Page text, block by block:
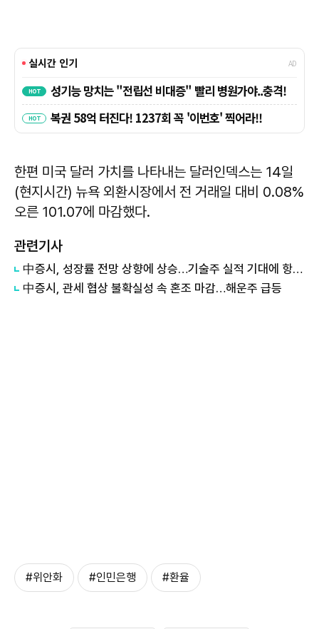
한편 미국 달러 가치를 나타내는 달러인덱스는 14일
(현지시간) 뉴욕 외환시장에서 전 거래일 대비 0.08%
오른 101.07에 마감했다.
관련기사
中증시, 성장률 전망 상향에 상승…기술주 실적 기대에 항셍지수 2.3%↑
中증시, 관세 협상 불확실성 속 혼조 마감…해운주 급등
#위안화 #인민은행 #환율